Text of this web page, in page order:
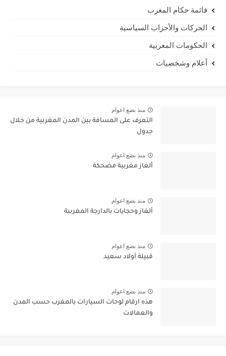
قائمة حكام المغرب
الحركات والأحزاب السياسية
الحكومات المغربية
أعلام وشخصيات
منذ بضع اعوام
التعرف على المسافة بين المدن المغربية من خلال
جدول
منذ بضع اعوام
ألغاز مغربية مضحكة
منذ بضع اعوام
ألغاز وحجايات بالدارجة المغربية
منذ بضع اعوام
قبيلة أولاد سعيد
منذ بضع اعوام
هذه ارقام لوحات السيارات بالمغرب حسب المدن
والعمالات